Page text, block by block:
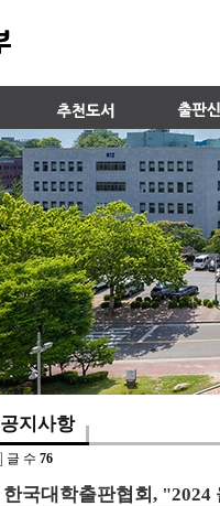
공지사항
글 수 76
한국대학출판협회, "2024